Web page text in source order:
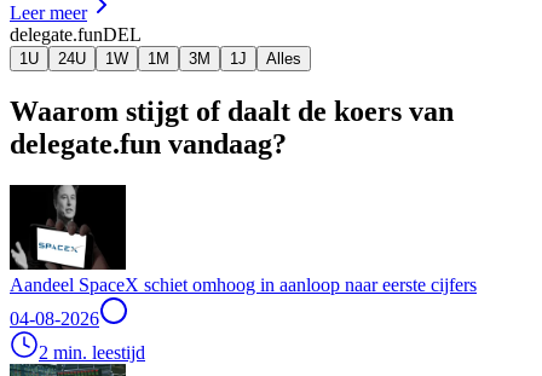
Leer meer
delegate.funDEL
1U 24U 1W 1M 3M 1J Alles
Waarom stijgt of daalt de koers van
delegate.fun vandaag?
Aandeel SpaceX schiet omhoog in aanloop naar eerste cijfers
04-08-2026
2 min. leestijd